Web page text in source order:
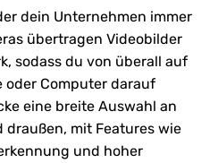
dein Unternehmen immer
übertragen Videobilder
, sodass du von überall auf
oder Computer darauf
eine breite Auswahl an
draußen, mit Features wie
und hoher